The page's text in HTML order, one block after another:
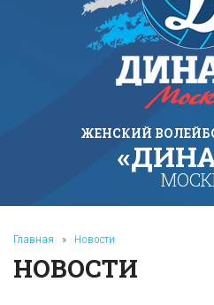
ЖЕНСКИЙ
Главная » Новости
НОВОСТИ